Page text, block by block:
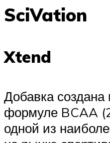
SciVation
Xtend
Добавка создана
формуле BCAA
одной из